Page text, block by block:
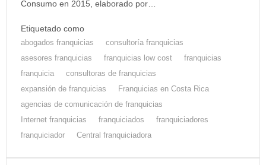
Consumo en 2015, elaborado por…
Etiquetado como
abogados franquicias
consultoría franquicias
asesores franquicias
franquicias low cost
franquicias
franquicia
consultoras de franquicias
expansión de franquicias
Franquicias en Costa Rica
agencias de comunicación de franquicias
Internet franquicias
franquiciados
franquiciadores
franquiciador
Central franquiciadora